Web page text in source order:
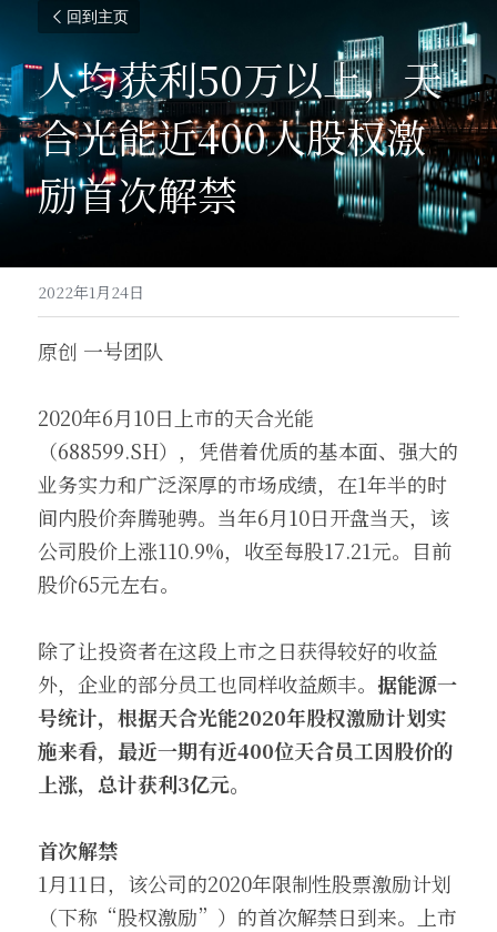
回到主页
人均获利50万以上，天
合光能近400人股权激
励首次解禁
2022年1月24日
原创 一号团队
2020年6月10日上市的天合光能
（688599.SH），凭借着优质的基本面、强大的
业务实力和广泛深厚的市场成绩，在1年半的时
间内股价奔腾驰骋。当年6月10日开盘当天，该
公司股价上涨110.9%，收至每股17.21元。目前
股价65元左右。
除了让投资者在这段上市之日获得较好的收益
外，企业的部分员工也同样收益颇丰。 据能源一
号统计，根据天合光能2020年股权激励计划实
施来看，最近一期有近400位天合员工因股价的
上涨，总计获利3亿元。
首次解禁
1月11日，该公司的2020年限制性股票激励计划
（下称“股权激励”）的首次解禁日到来。上市